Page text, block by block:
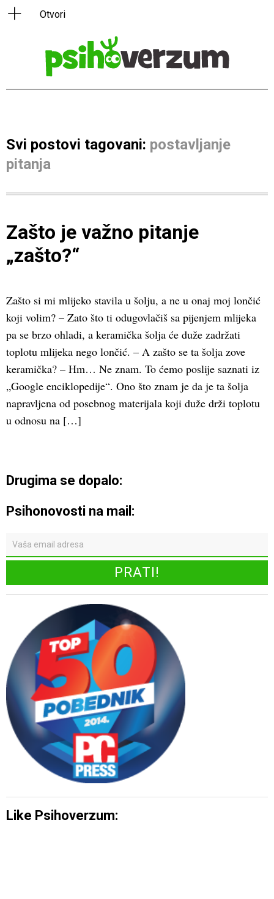
Svi postovi tagovani: postavljanje
pitanja
Zašto je važno pitanje
„zašto?“
Zašto si mi mlijeko stavila u šolju, a ne u onaj moj lončić
koji volim? – Zato što ti odugovlačiš sa pijenjem mlijeka
pa se brzo ohladi, a keramička šolja će duže zadržati
toplotu mlijeka nego lončić. – A zašto se ta šolja zove
keramička? – Hm… Ne znam. To ćemo poslije saznati iz
„Google enciklopedije“. Ono što znam je da je ta šolja
napravljena od posebnog materijala koji duže drži toplotu
u odnosu na […]
Drugima se dopalo:
Psihonovosti na mail:
Like Psihoverzum: